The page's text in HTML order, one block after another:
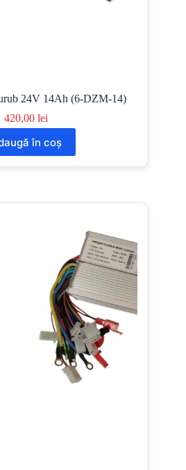
24V 14Ah (6-DZM-14)
420,00 lei
în coș